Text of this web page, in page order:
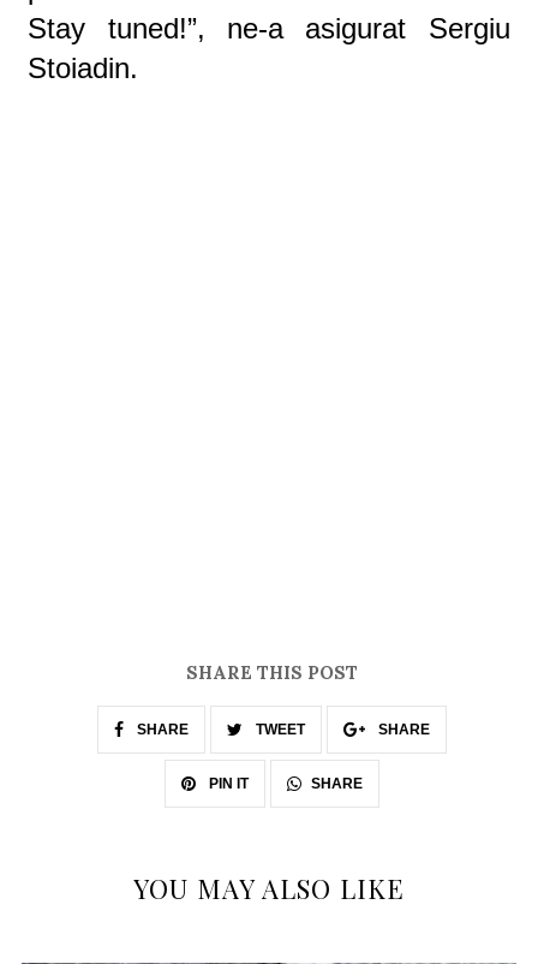
Stay tuned!”, ne-a asigurat Sergiu
Stoiadin.
SHARE THIS POST
SHARE TWEET SHARE
PIN IT SHARE
YOU MAY ALSO LIKE